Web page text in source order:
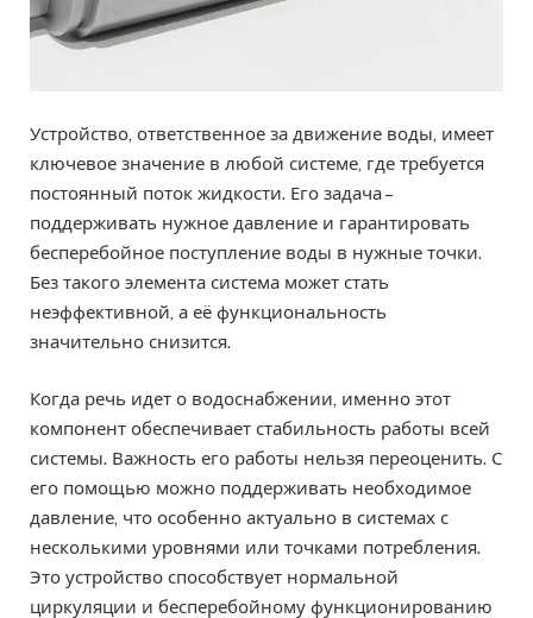
Устройство, ответственное за движение воды, имеет
ключевое значение в любой системе, где требуется
постоянный поток жидкости. Его задача –
поддерживать нужное давление и гарантировать
бесперебойное поступление воды в нужные точки.
Без такого элемента система может стать
неэффективной, а её функциональность
значительно снизится.
Когда речь идет о водоснабжении, именно этот
компонент обеспечивает стабильность работы всей
системы. Важность его работы нельзя переоценить. С
его помощью можно поддерживать необходимое
давление, что особенно актуально в системах с
несколькими уровнями или точками потребления.
Это устройство способствует нормальной
циркуляции и бесперебойному функционированию